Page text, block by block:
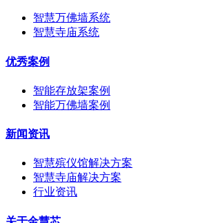
智慧万佛墙系统
智慧寺庙系统
优秀案例
智能存放架案例
智能万佛墙案例
新闻资讯
智慧殡仪馆解决方案
智慧寺庙解决方案
行业资讯